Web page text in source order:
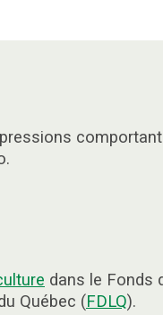
dans le Fonds
Québec (FDLQ).